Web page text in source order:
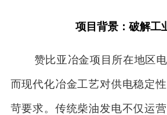
项目背景：破解工
赞比亚冶金项目所在地区
而现代化冶金工艺对供电稳定
苛要求。传统柴油发电不仅运